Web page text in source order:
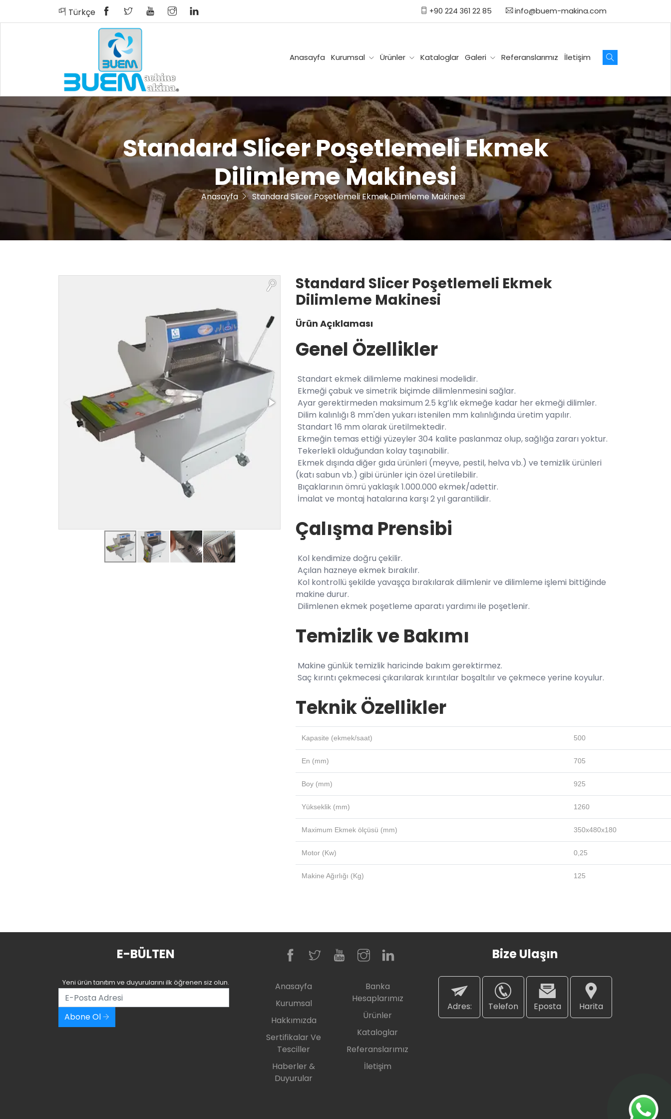
Türkçe English Español Русский
Türkçe +90 224 361 22 85 info@buem-makina.com
Anasayfa Kurumsal Ürünler Kataloglar Galeri Referanslarımız İletişim
Standard Slicer Poşetlemeli Ekmek
Dilimleme Makinesi
Anasayfa Standard Slicer Poşetlemeli Ekmek Dilimleme Makinesi
Standard Slicer Poşetlemeli Ekmek
Dilimleme Makinesi
Ürün Açıklaması
Genel Özellikler
Standart ekmek dilimleme makinesi modelidir.
Ekmeği çabuk ve simetrik biçimde dilimlenmesini sağlar.
Ayar gerektirmeden maksimum 2.5 kg’lık ekmeğe kadar her ekmeği dilimler.
Dilim kalınlığı 8 mm'den yukarı istenilen mm kalınlığında üretim yapılır.
Standart 16 mm olarak üretilmektedir.
Ekmeğin temas ettiği yüzeyler 304 kalite paslanmaz olup, sağlığa zararı yoktur.
Tekerlekli olduğundan kolay taşınabilir.
Ekmek dışında diğer gıda ürünleri (meyve, pestil, helva vb.) ve temizlik ürünleri
(katı sabun vb.) gibi ürünler için özel üretilebilir.
Bıçaklarının ömrü yaklaşık 1.000.000 ekmek/adettir.
İmalat ve montaj hatalarına karşı 2 yıl garantilidir.
Çalışma Prensibi
Kol kendimize doğru çekilir.
Açılan hazneye ekmek bırakılır.
Kol kontrollü şekilde yavaşça bırakılarak dilimlenir ve dilimleme işlemi bittiğinde
makine durur.
Dilimlenen ekmek poşetleme aparatı yardımı ile poşetlenir.
Temizlik ve Bakımı
Makine günlük temizlik haricinde bakım gerektirmez.
Saç kırıntı çekmecesi çıkarılarak kırıntılar boşaltılır ve çekmece yerine koyulur.
Teknik Özellikler
Kapasite (ekmek/saat) 500
En (mm) 705
Boy (mm) 925
Yükseklik (mm) 1260
Maximum Ekmek ölçüsü (mm) 350x480x180
Motor (Kw) 0,25
Makine Ağırlığı (Kg) 125
E-BÜLTEN
Yeni ürün tanıtım ve duyurularını ilk öğrenen siz olun.
Abone Ol
Anasayfa
Kurumsal
Hakkımızda
Sertifikalar Ve
Tesciller
Haberler &
Duyurular
Banka
Hesaplarımız
Ürünler
Kataloglar
Referanslarımız
İletişim
Bize Ulaşın
Adres: Telefon Eposta Harita